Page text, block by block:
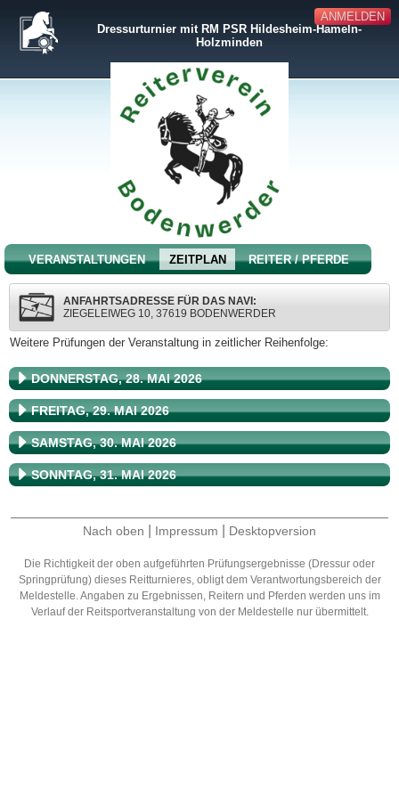
ANMELDEN
Dressurturnier mit RM PSR Hildesheim-Hameln-
Holzminden
VERANSTALTUNGEN ZEITPLAN REITER / PFERDE
ANFAHRTSADRESSE FÜR DAS NAVI:
ZIEGELEIWEG 10, 37619 BODENWERDER
Weitere Prüfungen der Veranstaltung in zeitlicher Reihenfolge:
DONNERSTAG, 28. MAI 2026
FREITAG, 29. MAI 2026
SAMSTAG, 30. MAI 2026
SONNTAG, 31. MAI 2026
Nach oben Impressum Desktopversion
Die Richtigkeit der oben aufgeführten Prüfungsergebnisse (Dressur oder
Springprüfung) dieses Reitturnieres, obligt dem Verantwortungsbereich der
Meldestelle. Angaben zu Ergebnissen, Reitern und Pferden werden uns im
Verlauf der Reitsportveranstaltung von der Meldestelle nur übermittelt.